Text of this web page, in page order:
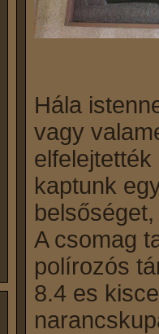
Hála
vagy
kaptunk
A csomag
polírozós
8.4 es